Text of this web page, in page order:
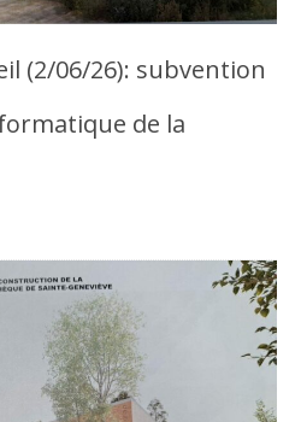
(2/06/26): subvention
de la